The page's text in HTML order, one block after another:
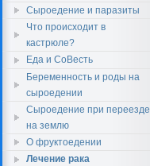
Сыроедение и паразиты
Что происходит в
кастрюле?
Еда и СоВесть
Беременность и роды на
сыроедении
Сыроедение при переезде
на землю
О фруктоедении
Лечение рака